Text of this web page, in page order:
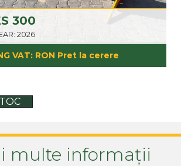
300
2026
VAT: RON Pret la cerere
multe informații